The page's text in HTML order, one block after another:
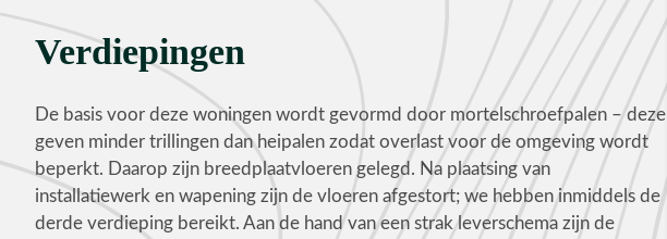
Verdiepingen
De basis voor deze woningen wordt gevormd door mortelschroefpalen – deze
geven minder trillingen dan heipalen zodat overlast voor de omgeving wordt
beperkt. Daarop zijn breedplaatvloeren gelegd. Na plaatsing van
installatiewerk en wapening zijn de vloeren afgestort; we hebben inmiddels de
derde verdieping bereikt. Aan de hand van een strak leverschema zijn de